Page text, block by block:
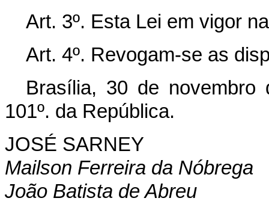
Art. 3º. Esta Lei em vigor
Art. 4º. Revogam-se as
Brasília, 30 de novembro
101º. da República.
JOSÉ SARNEY
Mailson Ferreira da Nóbrega
João Batista de Abreu